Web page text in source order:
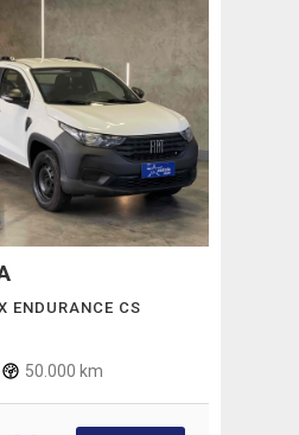
ENDURANCE CS
50.000 km